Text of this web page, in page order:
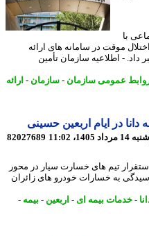
موقت در سامانه های ارائه
خبر داد. - اطلاعیه سازمان تأمین
عمومی سازمان -سازمان -ارائه
در ایام اربعین حسینی
82027689
تیم های خسارت سیار در محور
به خسارات خودرو های زائران
خدمات بیمه ای- اربعین -بیمه -